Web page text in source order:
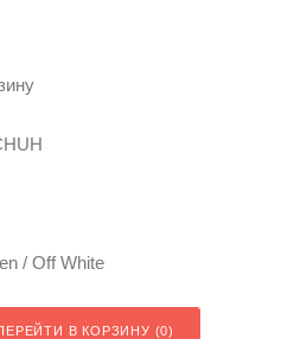
/ Off White
В КОРЗИНУ (0)